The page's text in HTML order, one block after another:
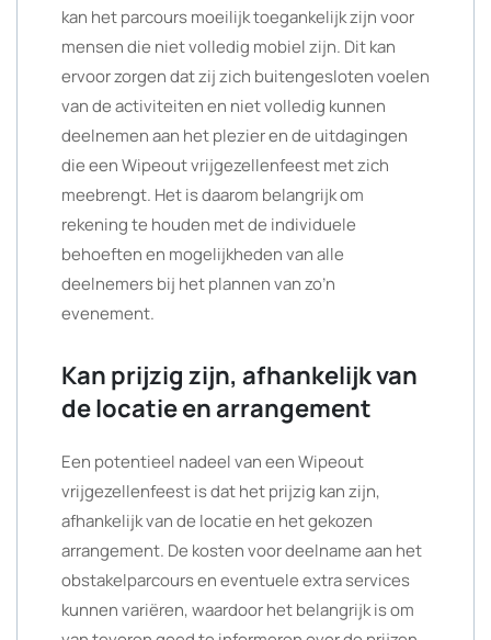
kan het parcours moeilijk toegankelijk zijn voor
mensen die niet volledig mobiel zijn. Dit kan
ervoor zorgen dat zij zich buitengesloten voelen
van de activiteiten en niet volledig kunnen
deelnemen aan het plezier en de uitdagingen
die een Wipeout vrijgezellenfeest met zich
meebrengt. Het is daarom belangrijk om
rekening te houden met de individuele
behoeften en mogelijkheden van alle
deelnemers bij het plannen van zo’n
evenement.
Kan prijzig zijn, afhankelijk van
de locatie en arrangement
Een potentieel nadeel van een Wipeout
vrijgezellenfeest is dat het prijzig kan zijn,
afhankelijk van de locatie en het gekozen
arrangement. De kosten voor deelname aan het
obstakelparcours en eventuele extra services
kunnen variëren, waardoor het belangrijk is om